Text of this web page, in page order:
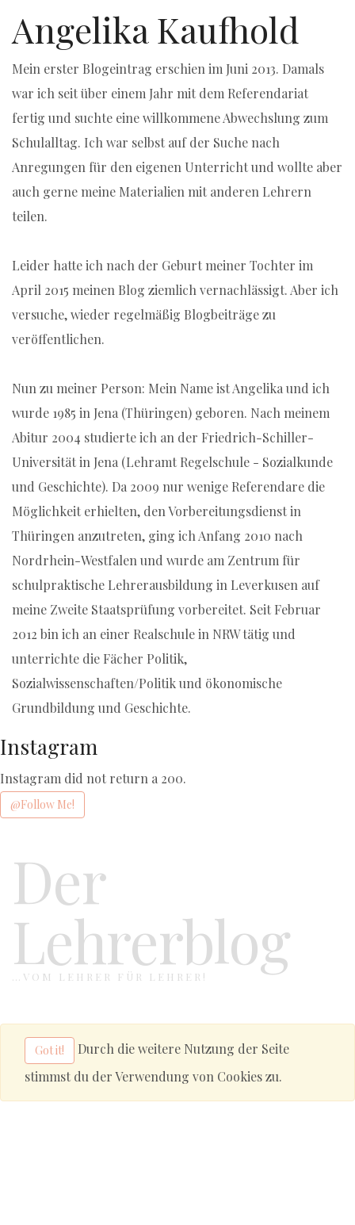
Angelika Kaufhold
Mein erster Blogeintrag erschien im Juni 2013. Damals
war ich seit über einem Jahr mit dem Referendariat
fertig und suchte eine willkommene Abwechslung zum
Schulalltag. Ich war selbst auf der Suche nach
Anregungen für den eigenen Unterricht und wollte aber
auch gerne meine Materialien mit anderen Lehrern
teilen.
Leider hatte ich nach der Geburt meiner Tochter im
April 2015 meinen Blog ziemlich vernachlässigt. Aber ich
versuche, wieder regelmäßig Blogbeiträge zu
veröffentlichen.
Nun zu meiner Person: Mein Name ist Angelika und ich
wurde 1985 in Jena (Thüringen) geboren. Nach meinem
Abitur 2004 studierte ich an der Friedrich-Schiller-
Universität in Jena (Lehramt Regelschule - Sozialkunde
und Geschichte). Da 2009 nur wenige Referendare die
Möglichkeit erhielten, den Vorbereitungsdienst in
Thüringen anzutreten, ging ich Anfang 2010 nach
Nordrhein-Westfalen und wurde am Zentrum für
schulpraktische Lehrerausbildung in Leverkusen auf
meine Zweite Staatsprüfung vorbereitet. Seit Februar
2012 bin ich an einer Realschule in NRW tätig und
unterrichte die Fächer Politik,
Sozialwissenschaften/Politik und ökonomische
Grundbildung und Geschichte.
Instagram
Instagram did not return a 200.
@Follow Me!
Der
Lehrerblog
…VOM LEHRER FÜR LEHRER!
Got it!
Durch die weitere Nutzung der Seite
stimmst du der Verwendung von Cookies zu.